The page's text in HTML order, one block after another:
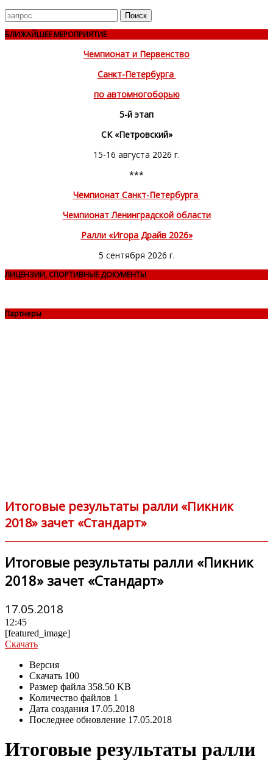
Поиск
для
БЛИЖАЙШЕЕ МЕРОПРИЯТИЕ
Чемпионат и Первенство
Санкт-Петербурга
по автомногоборью
5-й этап
СК «Петровский»
15-16 августа 2026 г.
***
Чемпионат Санкт-Петербурга
Чемпионат Ленинградской области
Ралли «Игора Драйв 2026»
5 сентября 2026 г.
ЛИЦЕНЗИИ, СПОРТИВНЫЕ ДОКУМЕНТЫ
Партнеры
Итоговые результаты ралли «Пикник
2018» зачет «Стандарт»
Итоговые результаты ралли «Пикник
2018» зачет «Стандарт»
17.05.2018
12:45
[featured_image]
Скачать
Версия
Скачать 100
Размер файла 358.50 KB
Количество файлов 1
Дата создания 17.05.2018
Последнее обновление 17.05.2018
Итоговые результаты ралли